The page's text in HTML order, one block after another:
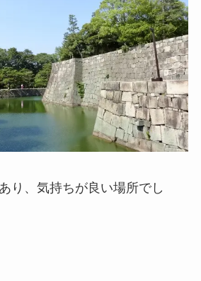
り、気持ちが良い場所でし